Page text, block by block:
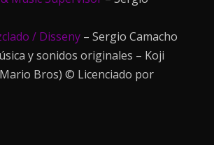
/ Disseny – Sergio Camacho
y sonidos originales – Koji
Bros) © Licenciado por